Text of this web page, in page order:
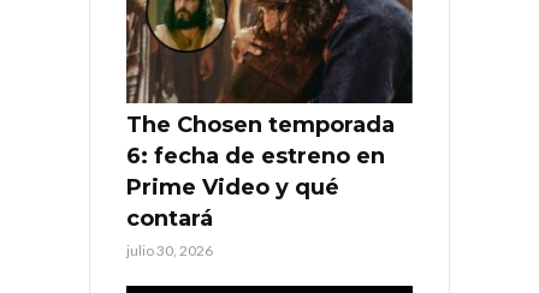
The Chosen temporada
6: fecha de estreno en
Prime Video y qué
contará
julio 30, 2026